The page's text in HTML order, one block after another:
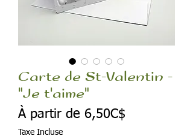
Carte de St-Valentin -
"Je t'aime"
À partir de 6,50C$
Taxe Incluse